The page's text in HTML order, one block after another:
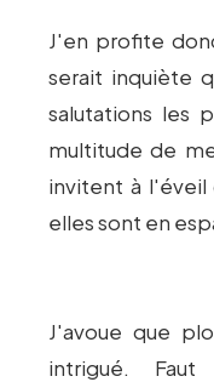
J'en profite
serait inquiète
salutations les
multitude de
invitent à l'éveil
elles sont en
J'avoue que
intrigué.